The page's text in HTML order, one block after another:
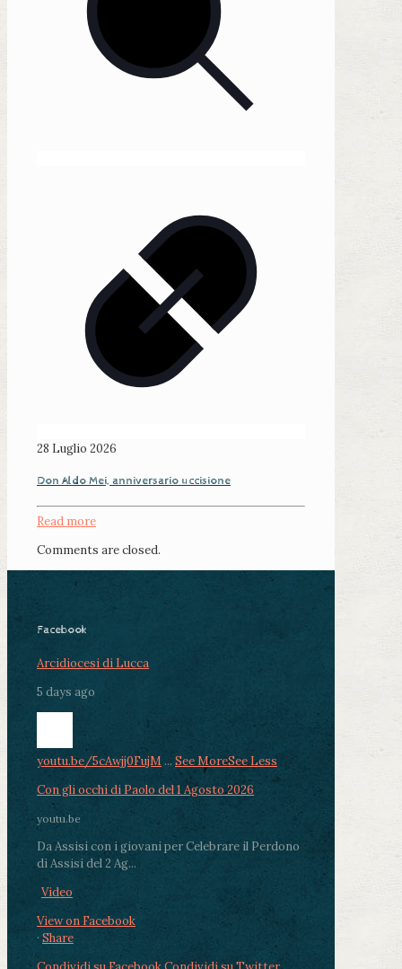
28 Luglio 2026
Don Aldo Mei, anniversario uccisione
Read more
Comments are closed.
Facebook
Arcidiocesi di Lucca
5 days ago
youtu.be/5cAwjj0FujM ... See MoreSee Less
Con gli occhi di Paolo del 1 Agosto 2026
youtu.be
Da Assisi con i giovani per Celebrare il Perdono
di Assisi del 2 Ag...
Video
View on Facebook
· Share